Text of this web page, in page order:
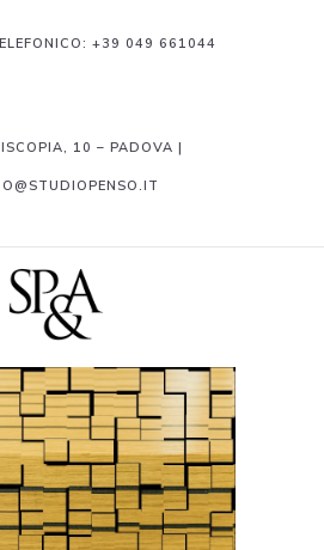
+39 049 661044
10 – PADOVA |